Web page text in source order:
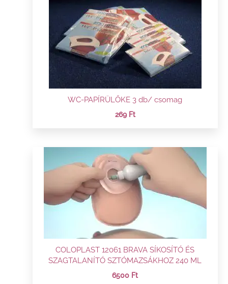
WC-PAPÍRÜLŐKE 3 db/ csomag
269 Ft
COLOPLAST 12061 BRAVA SÍKOSÍTÓ ÉS
SZAGTALANÍTÓ SZTÓMAZSÁKHOZ 240 ML
6500 Ft